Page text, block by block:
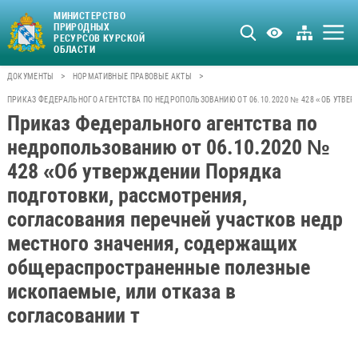
МИНИСТЕРСТВО
ПРИРОДНЫХ
РЕСУРСОВ КУРСКОЙ
ОБЛАСТИ
ДОКУМЕНТЫ > НОРМАТИВНЫЕ ПРАВОВЫЕ АКТЫ >
ПРИКАЗ ФЕДЕРАЛЬНОГО АГЕНТСТВА ПО НЕДРОПОЛЬЗОВАНИЮ ОТ 06.10.2020 № 428 «ОБ
Приказ Федерального агентства по
недропользованию от 06.10.2020 №
428 «Об утверждении Порядка
подготовки, рассмотрения,
согласования перечней участков недр
местного значения, содержащих
общераспространенные полезные
ископаемые, или отказа в
согласовании т